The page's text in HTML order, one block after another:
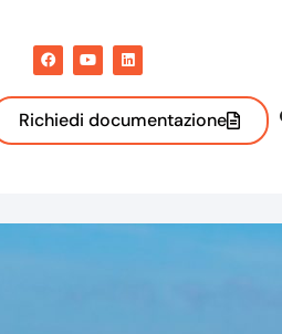
Richiedi documentazione